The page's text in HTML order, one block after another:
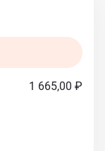
1 665,00 ₽